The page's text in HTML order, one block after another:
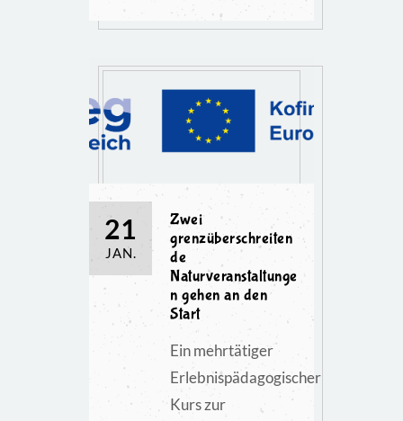
21
JAN.
Zwei
grenzüberschreiten
de
Naturveranstaltunge
n gehen an den
Start
Ein mehrtätiger
Erlebnispädagogischer
Kurs zur